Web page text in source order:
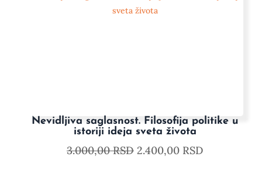
Nevidljiva saglasnost. Filosofija politike u
istoriji ideja sveta života
3.000,00RSD 2.400,00 RSD